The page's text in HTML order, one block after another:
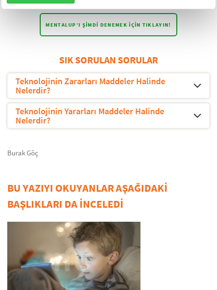
MENTALUP’I ŞIMDI DENEMEK IÇIN TIKLAYIN!
SIK SORULAN SORULAR
Teknolojinin Zararları Maddeler Halinde
Nelerdir?
Teknolojinin Yararları Maddeler Halinde
Nelerdir?
Burak Göç
BU YAZIYI OKUYANLAR AŞAĞIDAKİ
BAŞLIKLARI DA İNCELEDİ